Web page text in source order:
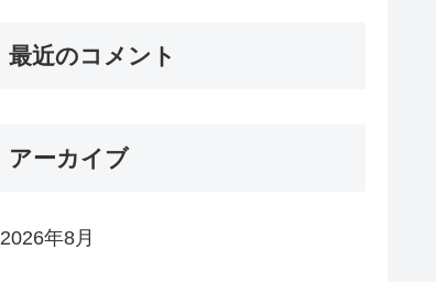
最近のコメント
アーカイブ
2026年8月